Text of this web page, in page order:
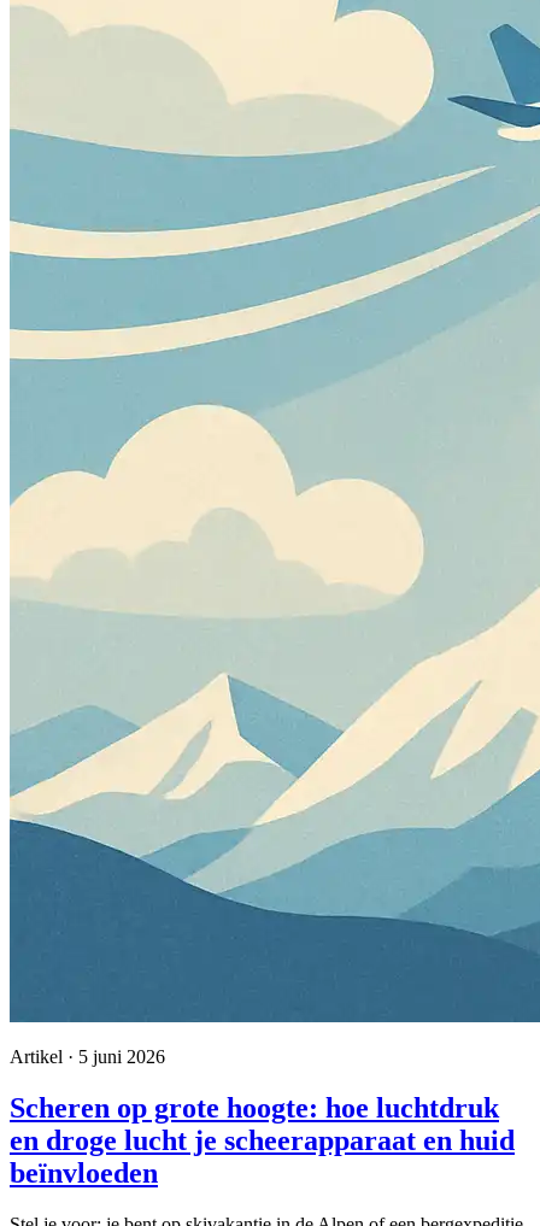
Artikel · 5 juni 2026
Scheren op grote hoogte: hoe luchtdruk
en droge lucht je scheerapparaat en huid
beïnvloeden